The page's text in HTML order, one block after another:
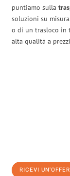
puntiamo sulla
soluzioni su
o di un trasloco in
alta qualità a
RICEVI